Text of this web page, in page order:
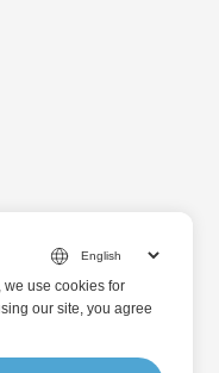
we use cookies for
our site, you agree